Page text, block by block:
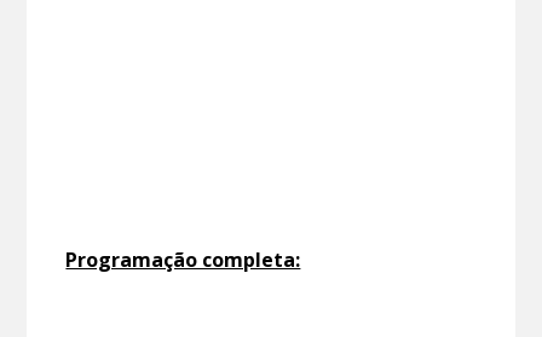
Programação completa: